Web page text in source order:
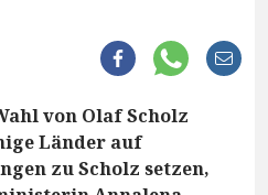
von Olaf Scholz
Länder auf
zu Scholz setzen,